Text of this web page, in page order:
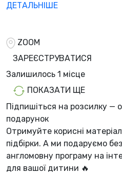
ДЕТАЛЬНІШЕ
ZOOM
ЗАРЕЄСТРУВАТИСЯ
Залишилось 1 місцe
ПОКАЗАТИ ЩЕ
Підпишіться на розсилку —
подарунок
Отримуйте корисні
підбірки. А ми подаруємо
англомовну програму на
для вашої дитини 🔥